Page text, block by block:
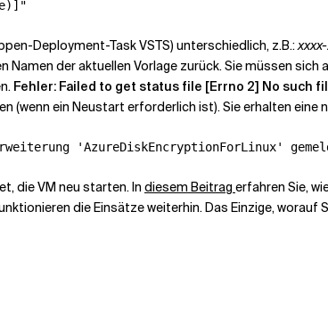
Deployment-Task VSTS) unterschiedlich, z.B.:
der aktuellen Vorlage zurück. Sie müssen sich
Fehler: Failed to get status file [Errno 2] No such
(wenn ein Neustart erforderlich ist). Sie erhalten eine
die VM neu starten. In diesem Beitrag erfahren Sie,
die Einsätze weiterhin. Das Einzige, worauf